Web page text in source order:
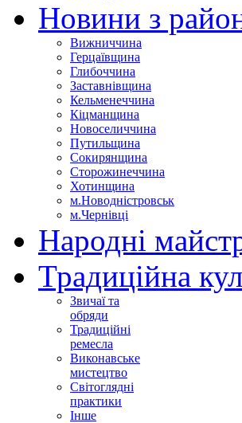
Новини з
Вижниччина
Герцаївщина
Глибоччина
Заставнівщина
Кельменеччина
Кіцманщина
Новоселиччина
Путильщина
Сокирянщина
Сторожинеччина
Хотинщина
м.Новодністровськ
м.Чернівці
Народні
Традиційна
Звичаї та
обряди
Традиційні
ремесла
Виконавське
мистецтво
Світоглядні
практики
Інше